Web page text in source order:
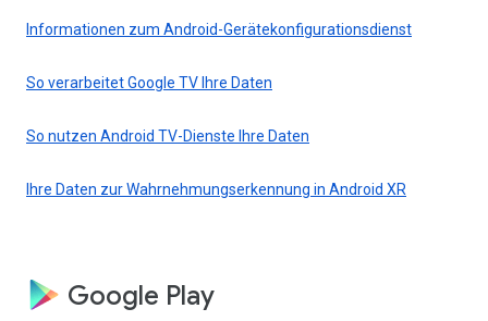
Informationen zum Android-Gerätekonfigurationsdienst
So verarbeitet Google TV Ihre Daten
So nutzen Android TV-Dienste Ihre Daten
Ihre Daten zur Wahrnehmungserkennung in Android XR
Google Play